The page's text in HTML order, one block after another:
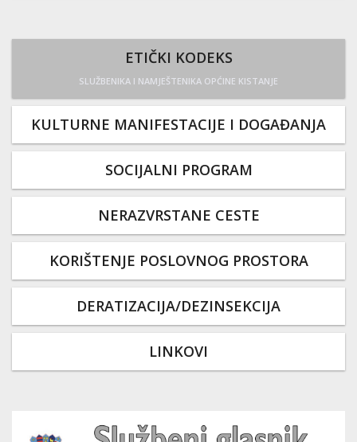
ETIČKI KODEKS
SLUŽBENIKA I NAMJEŠTENIKA OPĆINE KISTANJE
KULTURNE MANIFESTACIJE I DOGAĐANJA
SOCIJALNI PROGRAM
NERAZVRSTANE CESTE
KORIŠTENJE POSLOVNOG PROSTORA
DERATIZACIJA/DEZINSEKCIJA
LINKOVI